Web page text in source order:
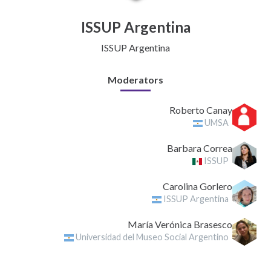
ISSUP Argentina
ISSUP Argentina
Moderators
Roberto Canay
UMSA
Barbara Correa
ISSUP
Carolina Gorlero
ISSUP Argentina
María Verónica Brasesco
Universidad del Museo Social Argentino